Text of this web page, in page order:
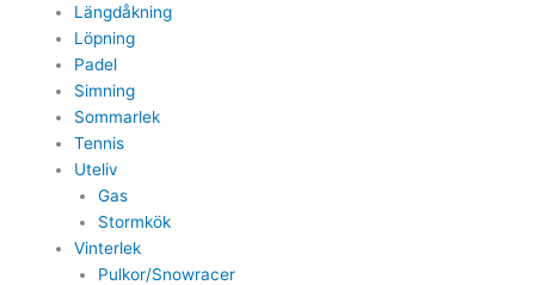
Längdåkning
Löpning
Padel
Simning
Sommarlek
Tennis
Uteliv
Gas
Stormkök
Vinterlek
Pulkor/Snowracer